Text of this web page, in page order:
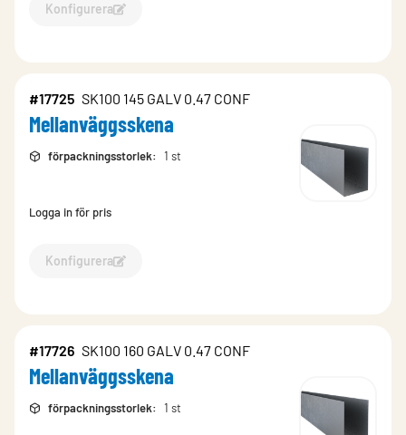
Konfigurera
Konfigurera Mellanväggsskena-17721
#17725 SK100 145 GALV 0.47 CONF
Mellanväggsskena
förpackningsstorlek: 1 st
Logga in för pris
Konfigurera
Konfigurera Mellanväggsskena-17725
#17726 SK100 160 GALV 0.47 CONF
Mellanväggsskena
förpackningsstorlek: 1 st